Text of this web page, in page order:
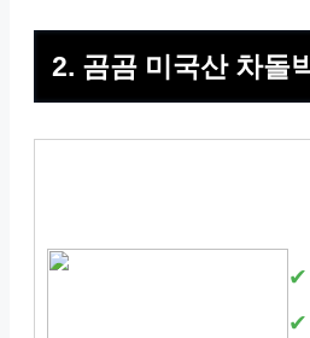
2. 곰곰 미국산 차돌